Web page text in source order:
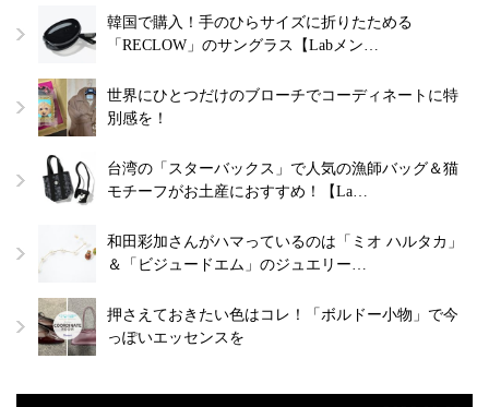
韓国で購入！手のひらサイズに折りたためる
「RECLOW」のサングラス【Labメン…
世界にひとつだけのブローチでコーディネートに特
別感を！
台湾の「スターバックス」で人気の漁師バッグ＆猫
モチーフがお土産におすすめ！【La…
和田彩加さんがハマっているのは「ミオ ハルタカ」
＆「ビジュードエム」のジュエリー…
押さえておきたい色はコレ！「ボルドー小物」で今
っぽいエッセンスを